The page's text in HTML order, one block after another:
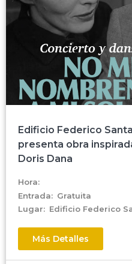
Edificio Federico
presenta obra
Doris Dana
Hora:
Entrada: Gratuita
Lugar: Edificio Federico
Más Detalles